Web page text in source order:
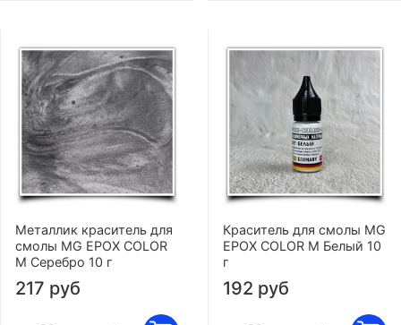
Металлик краситель для
смолы MG EPOX COLOR
M Серебро 10 г
217 руб
Краситель для смолы MG
EPOX COLOR M Белый 10
г
192 руб